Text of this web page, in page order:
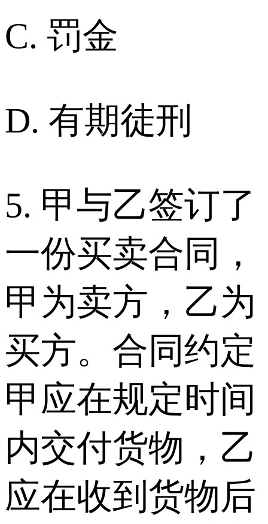
C. 罚金
D. 有期徒刑
5. 甲与乙签订了
一份买卖合同，
甲为卖方，乙为
买方。合同约定
甲应在规定时间
内交付货物，乙
应在收到货物后